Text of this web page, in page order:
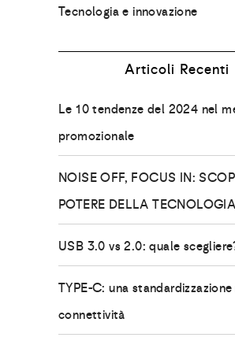
Tecnologia e innovazione
Articoli Recenti
Le 10 tendenze del 2024 nel
promozionale
NOISE OFF, FOCUS IN:
POTERE DELLA
USB 3.0 vs 2.0: quale
TYPE-C: una
connettività